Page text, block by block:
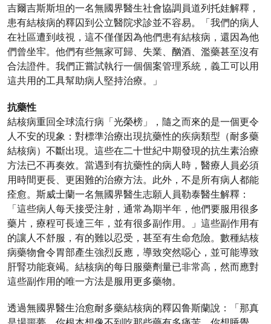
吉爾吉斯斯坦的一名無國界醫生社會協調員道列托娃解釋，
患有結核病的釋囚到公立醫院求診並不容易。「我們的病人
在社區遭到歧視，這不僅僅因為他們患有結核病，還因為他
們曾坐牢。他們有些無家可歸、失業、酗酒、濫藥甚至沒有
合法證件。我們正嘗試執行一個個案管理系統，義工可以用
這共用的工具幫助病人堅持治療。」
抗藥性
結核病重回全球流行病「光榮榜」，隨之而來的是一個更令
人不安的現象：對標準治療出現抗藥性的疾病類型（耐多藥
結核病）不斷出現。這些在二十世紀中期發現的抗生素治療
方法已不再奏效。當遇到有抗藥性的病人時，醫療人員必須
用時間更長、更困難的治療方法。此外，不是所有病人都能
痊愈。斯威士蘭一名無國界醫生志願人員勒泰醫生解釋：
「這些病人每天接受注射，通常為期半年，他們要服用很多
藥片，療程可長達三年，並有很多副作用。」這些副作用有
的讓人不舒服，有的難以忍受，甚至有生命危險。數種結核
病藥物會令胃部產生強烈反應，導致突然噁心，並可能導致
肝腎功能衰竭。結核病的每日服藥劑量已非常高，然而應對
這些副作用的唯一方法是服用更多藥物。
透過無國界醫生治愈耐多藥結核病的釋囚鲁斯蘭說：「那真